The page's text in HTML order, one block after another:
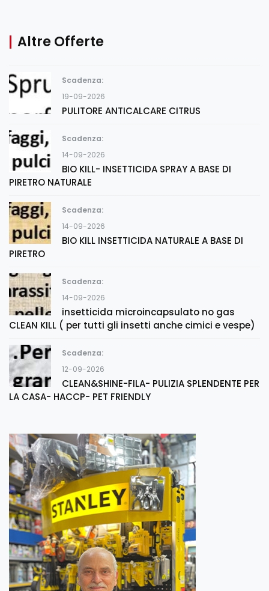
Altre Offerte
Scadenza:
19-09-2026
PULITORE ANTICALCARE CITRUS
Scadenza:
14-09-2026
BIO KILL- INSETTICIDA SPRAY A BASE DI
PIRETRO NATURALE
Scadenza:
14-09-2026
BIO KILL INSETTICIDA NATURALE A BASE DI
PIRETRO
Scadenza:
14-09-2026
insetticida microincapsulato no gas
CLEAN KILL ( per tutti gli insetti anche cimici e vespe)
Scadenza:
12-09-2026
CLEAN&SHINE-FILA- PULIZIA SPLENDENTE PER
LA CASA- HACCP- PET FRIENDLY